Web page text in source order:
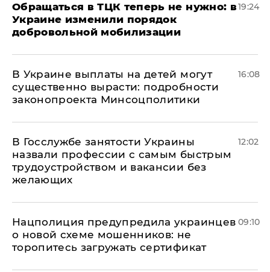
Обращаться в ТЦК теперь не нужно: в
Украине изменили порядок
добровольной мобилизации
19:24
В Украине выплаты на детей могут
существенно вырасти: подробности
законопроекта Минсоцполитики
16:08
В Госслужбе занятости Украины
назвали профессии с самым быстрым
трудоустройством и вакансии без
желающих
12:02
Нацполиция предупредила украинцев
о новой схеме мошенников: не
торопитесь загружать сертификат
09:10